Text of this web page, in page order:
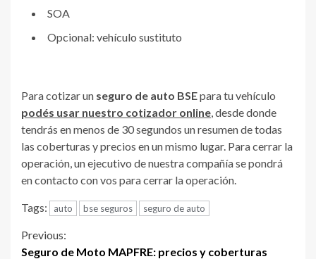
SOA
Opcional: vehículo sustituto
Para cotizar un seguro de auto BSEpara tu vehículo
podés usar nuestro cotizador online, desde donde
tendrás en menos de 30 segundos un resumen de todas
las coberturas y precios en un mismo lugar. Para cerrar la
operación, un ejecutivo de nuestra compañía se pondrá
en contacto con vos para cerrar la operación.
Tags: auto bse seguros seguro de auto
Continue
Previous:
Seguro de Moto MAPFRE: precios y coberturas